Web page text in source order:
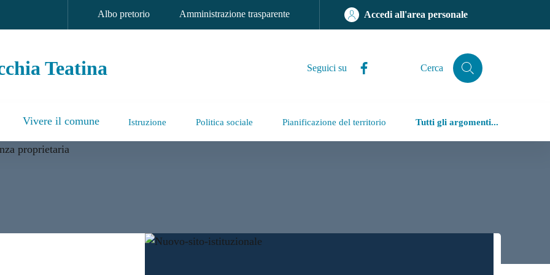
Albo pretorio Amministrazione trasparente Accedi all'area personale
Teatina Seguici su Cerca
Cerca
Vivere il comune Istruzione Politica sociale Pianificazione del territorio Tutti gli argomenti...
Teatina
nuovo sito istituzionale: più accessibile,